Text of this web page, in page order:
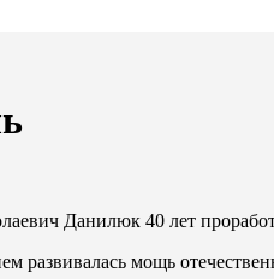
Данилюк 40 лет
развивалась мощь